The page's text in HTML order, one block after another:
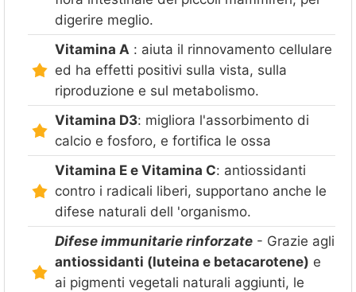
digerire meglio.
Vitamina A : aiuta il rinnovamento cellulare
ed ha effetti positivi sulla vista, sulla
riproduzione e sul metabolismo.
Vitamina D3: migliora l'assorbimento di
calcio e fosforo, e fortifica le ossa
Vitamina E e Vitamina C: antiossidanti
contro i radicali liberi, supportano anche le
difese naturali dell 'organismo.
Difese immunitarie rinforzate - Grazie agli
antiossidanti (luteina e betacarotene) e
ai pigmenti vegetali naturali aggiunti, le